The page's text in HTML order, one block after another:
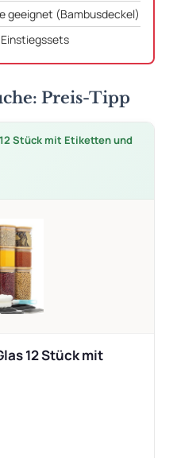
geeignet (Bambusdeckel)
Preis-Tipp
Stück mit Etiketten und
12 Stück mit